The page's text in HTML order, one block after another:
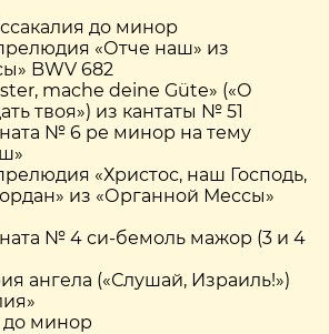
до минор
«Отче наш» из
BWV 682
mache deine Güte» («О
твоя») из кантаты № 51
№ 6 ре минор на тему
«Христос, наш Господь,
из «Органной Мессы»
№ 4 си-бемоль мажор (3 и 4
ангела («Слушай, Израиль!»)
до минор